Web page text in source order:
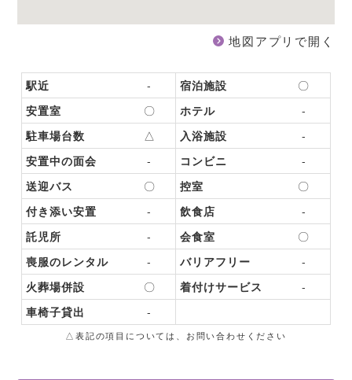
地図アプリで開く
駅近 - 宿泊施設
〇
安置室
〇 ホテル
-
駐車場台数
△ 入浴施設
-
安置中の面会
- コンビニ
-
送迎バス
〇 控室
〇
付き添い安置
- 飲食店
-
託児所
- 会食室
〇
喪服のレンタル
- バリアフリー
-
火葬場併設
〇 着付けサービス
-
車椅子貸出
-
△表記の項目については、お問い合わせください